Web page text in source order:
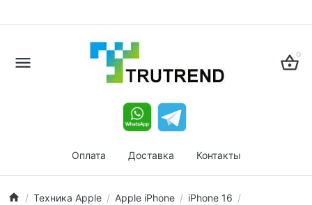
0
Оплата Доставка Контакты
Техника Apple Apple iPhone
iPhone 16